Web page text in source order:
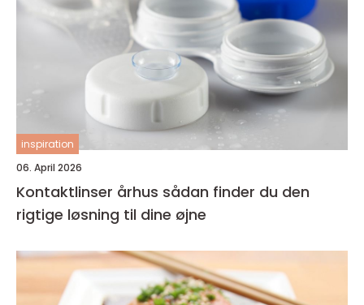
inspiration
06. April 2026
Kontaktlinser århus sådan finder du den
rigtige løsning til dine øjne